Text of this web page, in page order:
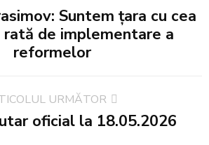
Suntem țara cu cea
de implementare a
reformelor
URMĂTOR
oficial la 18.05.2026